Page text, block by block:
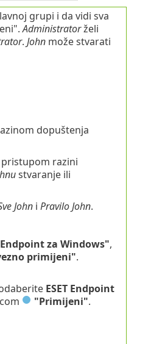
grupi i da vidi sva
Administratorželi
. Johnmože stvarati
dopuštenja
razini
stvaranje ili
Johni Pravilo John.
Endpoint za Windows",
primijeni".
ESET Endpoint
"Primijeni".